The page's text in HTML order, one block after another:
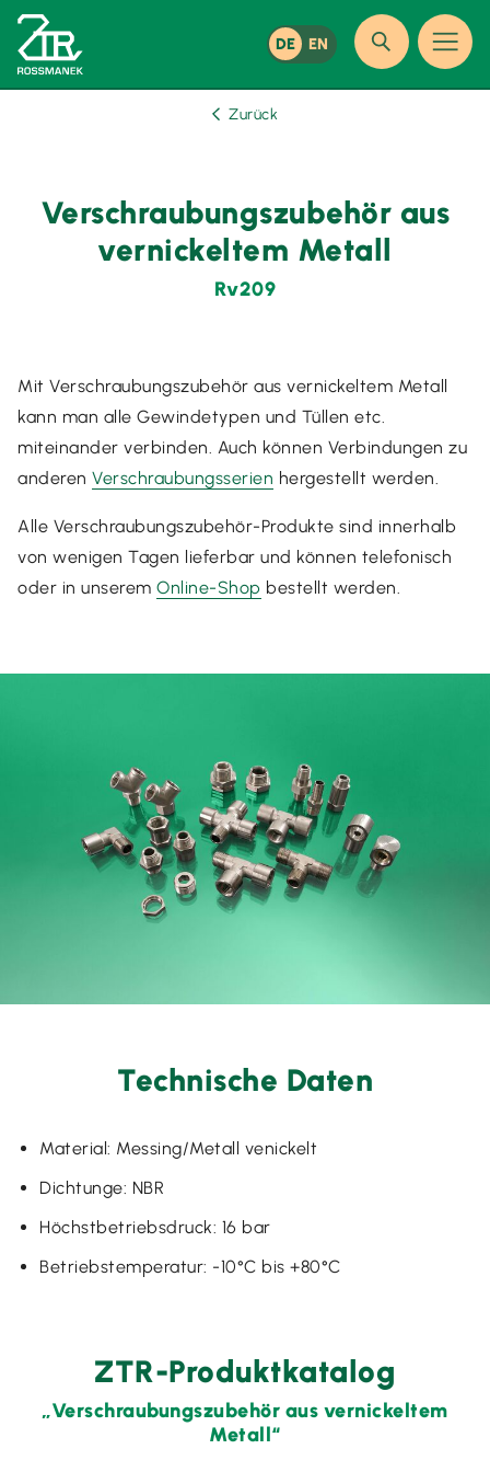
DE EN
Zurück
Verschraubungszubehör aus
vernickeltem Metall
Rv209
Mit Verschraubungszubehör aus vernickeltem Metall
kann man alle Gewindetypen und Tüllen etc.
miteinander verbinden. Auch können Verbindungen zu
anderen Verschraubungsserien hergestellt werden.
Alle Verschraubungszubehör-Produkte sind innerhalb
von wenigen Tagen lieferbar und können telefonisch
oder in unserem Online-Shop bestellt werden.
Technische Daten
Material: Messing/Metall venickelt
Dichtunge: NBR
Höchstbetriebsdruck: 16 bar
Betriebstemperatur: -10°C bis +80°C
ZTR-Produktkatalog
„Verschraubungszubehör aus vernickeltem
Metall“